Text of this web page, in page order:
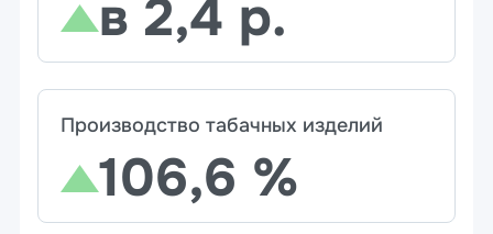
в 2,4 р.
Производство табачных изделий
106,6 %